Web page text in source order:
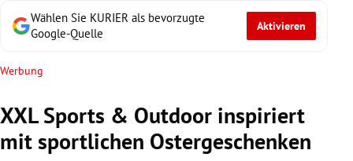
Wählen Sie KURIER als bevorzugte
Google-Quelle
Aktivieren
Werbung
XXL Sports & Outdoor inspiriert
mit sportlichen Ostergeschenken